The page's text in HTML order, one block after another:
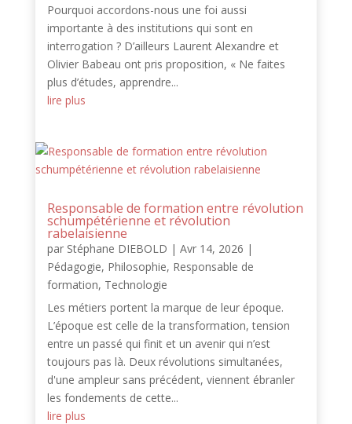
Pourquoi accordons-nous une foi aussi
importante à des institutions qui sont en
interrogation ? D’ailleurs Laurent Alexandre et
Olivier Babeau ont pris proposition, « Ne faites
plus d’études, apprendre...
lire plus
Responsable de formation entre révolution
schumpétérienne et révolution
rabelaisienne
par Stéphane DIEBOLD | Avr 14, 2026 |
Pédagogie, Philosophie, Responsable de
formation, Technologie
Les métiers portent la marque de leur époque.
L’époque est celle de la transformation, tension
entre un passé qui finit et un avenir qui n’est
toujours pas là. Deux révolutions simultanées,
d'une ampleur sans précédent, viennent ébranler
les fondements de cette...
lire plus